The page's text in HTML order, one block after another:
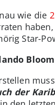
wie die
Star-
der